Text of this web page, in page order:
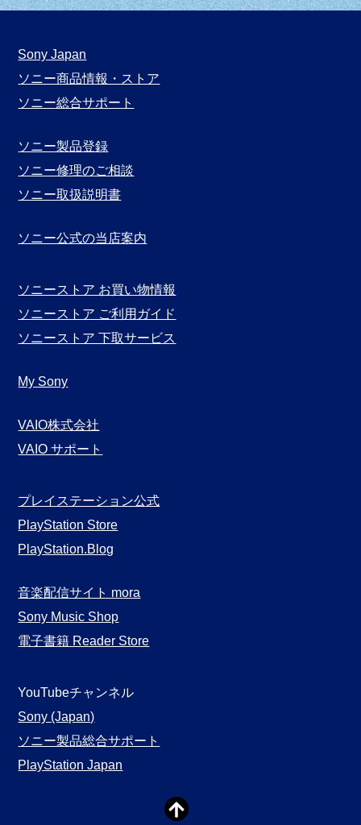
Sony Japan
ソニー商品情報・ストア
ソニー総合サポート
ソニー製品登録
ソニー修理のご相談
ソニー取扱説明書
ソニー公式の当店案内
ソニーストア お買い物情報
ソニーストア ご利用ガイド
ソニーストア 下取サービス
My Sony
VAIO株式会社
VAIO サポート
プレイステーション公式
PlayStation Store
PlayStation.Blog
音楽配信サイト mora
Sony Music Shop
電子書籍 Reader Store
YouTubeチャンネル
Sony (Japan)
ソニー製品総合サポート
PlayStation Japan